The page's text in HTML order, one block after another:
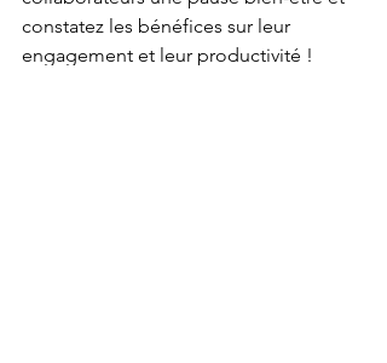
constatez les bénéfices sur leur
engagement et leur productivité !